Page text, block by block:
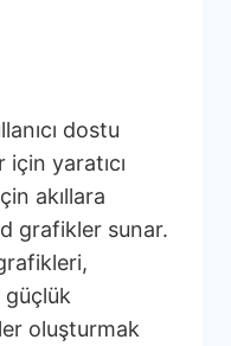
dostu
için yaratıcı
akıllara
grafikler sunar.
güçlük
oluşturmak